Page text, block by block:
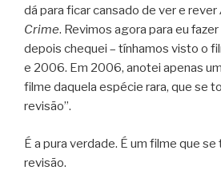
dá para ficar cansado de ver e rever
Crime. Revimos agora para eu
depois chequei – tínhamos visto o
e 2006. Em 2006, anotei apenas
filme daquela espécie rara, que se
revisão”.
É a pura verdade. É um filme que se
revisão.